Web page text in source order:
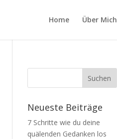
Home Über Mich
Neueste Beiträge
7 Schritte wie du deine
quälenden Gedanken los